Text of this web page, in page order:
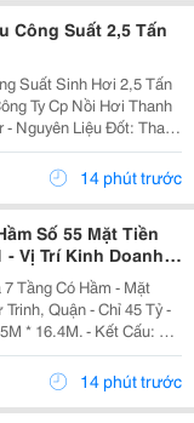
Công Suất 2,5 Tấn
Suất Sinh Hơi 2,5 Tấn
Vấn Sản
14 phút trước
Số 55 Mặt Tiền
- Vị Trí Kinh Doanh
Cấp - Ngay
Tầng Có Hầm - Mặt
Quận - Chỉ 45 Tỷ -
* 16.4M. - Kết Cấu: 1
Dòng Tiền: 90
Lý: Sổ Hồng Cá...14 phút trước